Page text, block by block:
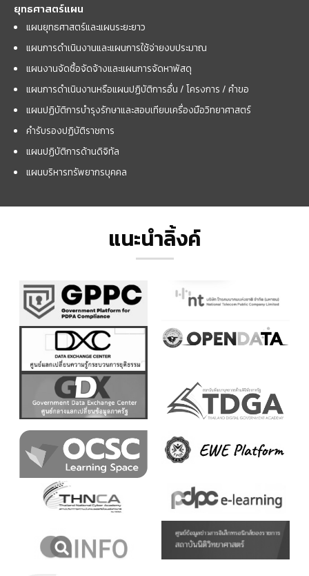
ยุทธศาสตร์แผน
แผนยุทธศาสตร์และแผนระยะยาว
แผนการดำเนินงานและแผนการใช้จ่ายงบประมาณ
แผนงานจัดซื้อจัดจ้างและแผนการจัดหาพัสดุ
แผนการดำเนินงานหรือแผนปฏิบัติการอื่น / โครงการ / คำขอ
แผนปฏิบัติการบำรุงรักษาและสอบเทียบเครื่องมือวิทยาศาสตร์
คำรับรองปฏิบัติราชการ
แผนปฏิบัติการด้านดิจิทัล
แผนบริหารทรัพยากรบุคคล
แนะนำลิ้งค์